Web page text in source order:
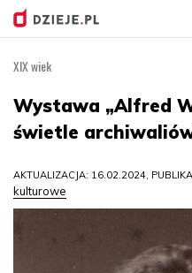
XIX wiek
Wystawa „Alfred
świetle
AKTUALIZACJA: 16.02.2024,
kulturowe